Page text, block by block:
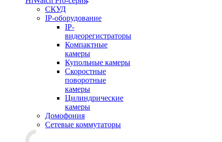
CКУД
IP-оборудование
IP-
видеорегистраторы
Компактные
камеры
Купольные камеры
Скоростные
поворотные
камеры
Цилиндрические
камеры
Домофония
Сетевые коммутаторы